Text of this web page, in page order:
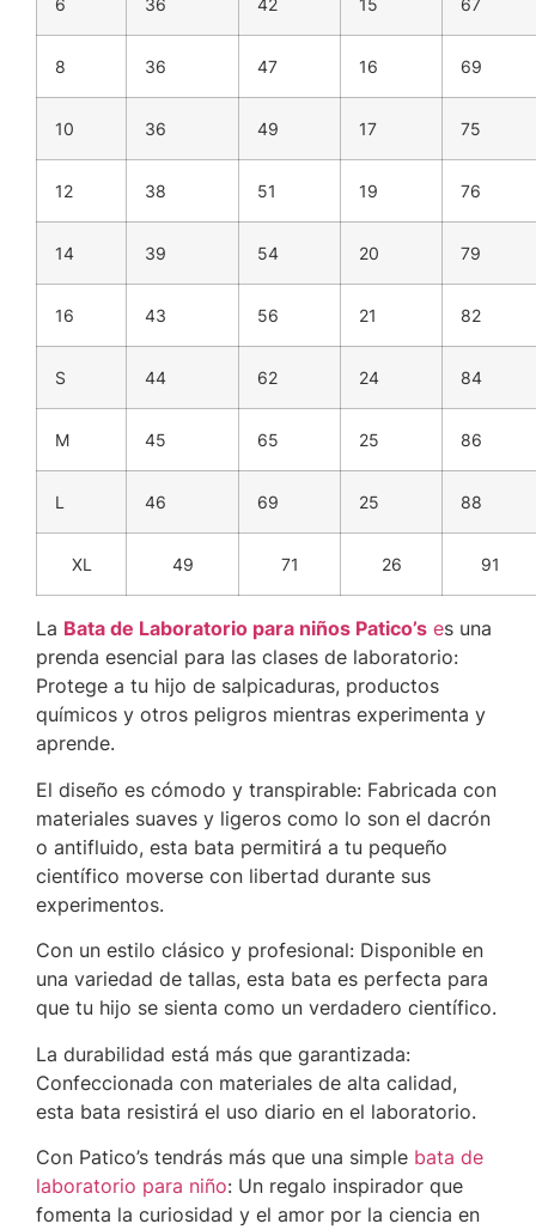
6 36 42 15 67
8 36 47 16 69
10 36 49 17 75
12 38 51 19 76
14 39 54 20 79
16 43 56 21 82
S 44 62 24 84
M 45 65 25 86
L 46 69 25 88
XL 49 71 26 91
La Bata de Laboratorio para niños Patico’s es una
prenda esencial para las clases de laboratorio:
Protege a tu hijo de salpicaduras, productos
químicos y otros peligros mientras experimenta y
aprende.
El diseño es cómodo y transpirable: Fabricada con
materiales suaves y ligeros como lo son el dacrón
o antifluido, esta bata permitirá a tu pequeño
científico moverse con libertad durante sus
experimentos.
Con un estilo clásico y profesional: Disponible en
una variedad de tallas, esta bata es perfecta para
que tu hijo se sienta como un verdadero científico.
La durabilidad está más que garantizada:
Confeccionada con materiales de alta calidad,
esta bata resistirá el uso diario en el laboratorio.
Con Patico’s tendrás más que una simple bata de
laboratorio para niño: Un regalo inspirador que
fomenta la curiosidad y el amor por la ciencia en